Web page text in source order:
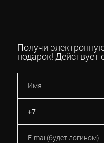
Получи
подарок! Действует